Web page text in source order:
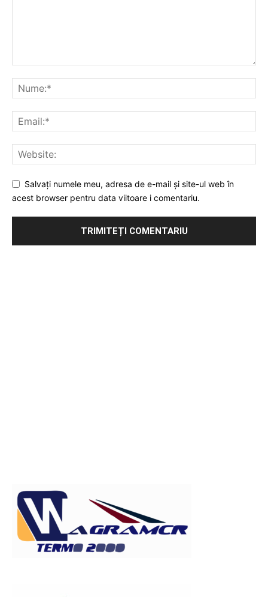
Salvați numele meu, adresa de e-mail și site-ul web în
acest browser pentru data viitoare i comentariu.